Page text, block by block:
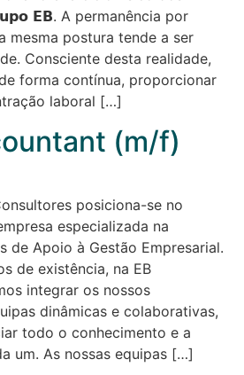
𝗘𝗕. A permanência por
mesma postura tende a ser
Consciente desta realidade,
forma contínua, proporcionar
laboral […]
(m/f)
posiciona-se no
especializada na
de Apoio à Gestão Empresarial.
de existência, na EB
integrar os nossos
dinâmicas e colaborativas,
todo o conhecimento e a
um. As nossas equipas […]